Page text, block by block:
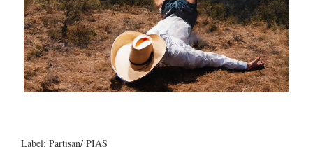
Label: Partisan/ PIAS